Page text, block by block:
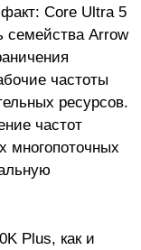
Core Ultra 5
семейства Arrow
частоты
ресурсов.
частот
многопоточных
Plus, как и